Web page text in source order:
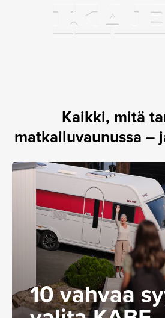
Kaikki, mitä
matkailuvaunussa –
10 vahvaa